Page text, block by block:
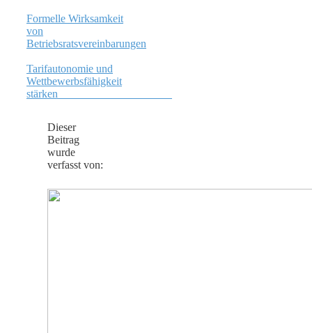
Formelle Wirksamkeit
von
Betriebsratsvereinbarungen
Tarifautonomie und
Wettbewerbsfähigkeit
stärken
Dieser
Beitrag
wurde
verfasst von: